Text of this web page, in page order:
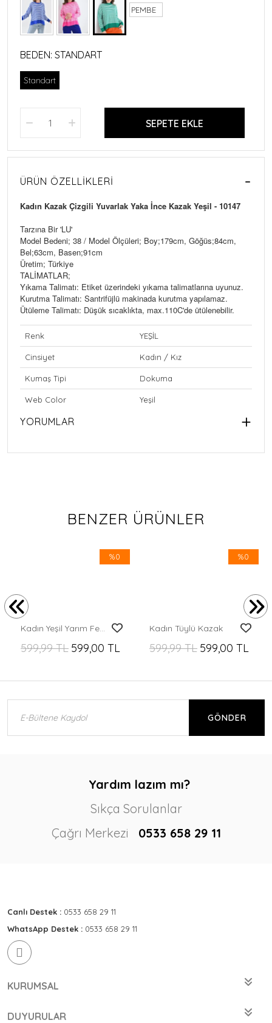
PEMBE
BEDEN: STANDART
Standart
SEPETE EKLE
ÜRÜN ÖZELLIKLERI
Kadın Kazak Çizgili Yuvarlak Yaka İnce Kazak Yeşil - 10147
Tarzına Bir 'LU'
Model Bedeni; 38 / Model Ölçüleri; Boy;179cm, Göğüs;84cm,
Bel;63cm, Basen;91cm
Üretim; Türkiye
TALİMATLAR;
Yıkama Talimatı: Etiket üzerindeki yıkama talimatlarına uyunuz.
Kurutma Talimatı: Santrifüjlü makinada kurutma yapılamaz.
Ütüleme Talimatı: Düşük sıcaklıkta, max.110C'de ütülenebilir.
Renk YEŞİL
Cinsiyet Kadın / Kız
Kumaş Tipi Dokuma
Web Color Yeşil
YORUMLAR
BENZER ÜRÜNLER
%0
599,99 TL 599,00 TL
%0
Kadın Tüylü Kazak
599,99 TL 599,00 TL
GÖNDER
Yardım lazım mı?
Sıkça Sorulanlar
Çağrı Merkezi
0533 658 29 11
Canlı Destek : 0533 658 29 11
WhatsApp Destek : 0533 658 29 11
KURUMSAL
DUYURULAR